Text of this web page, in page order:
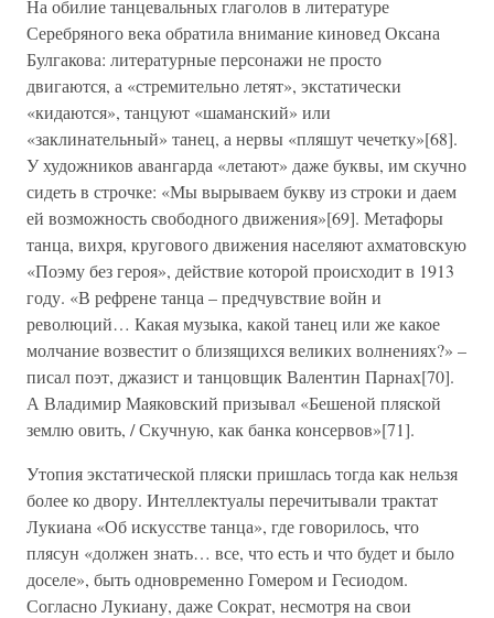
На обилие танцевальных глаголов в литературе
Серебряного века обратила внимание киновед Оксана
Булгакова: литературные персонажи не просто
двигаются, а «стремительно летят», экстатически
«кидаются», танцуют «шаманский» или
«заклинательный» танец, а нервы «пляшут чечетку»[68].
У художников авангарда «летают» даже буквы, им скучно
сидеть в строчке: «Мы вырываем букву из строки и даем
ей возможность свободного движения»[69]. Метафоры
танца, вихря, кругового движения населяют ахматовскую
«Поэму без героя», действие которой происходит в 1913
году. «В рефрене танца – предчувствие войн и
революций… Какая музыка, какой танец или же какое
молчание возвестит о близящихся великих волнениях?» –
писал поэт, джазист и танцовщик Валентин Парнах[70].
А Владимир Маяковский призывал «Бешеной пляской
землю овить, / Скучную, как банка консервов»[71].
Утопия экстатической пляски пришлась тогда как нельзя
более ко двору. Интеллектуалы перечитывали трактат
Лукиана «Об искусстве танца», где говорилось, что
плясун «должен знать… все, что есть и что будет и было
доселе», быть одновременно Гомером и Гесиодом.
Согласно Лукиану, даже Сократ, несмотря на свои